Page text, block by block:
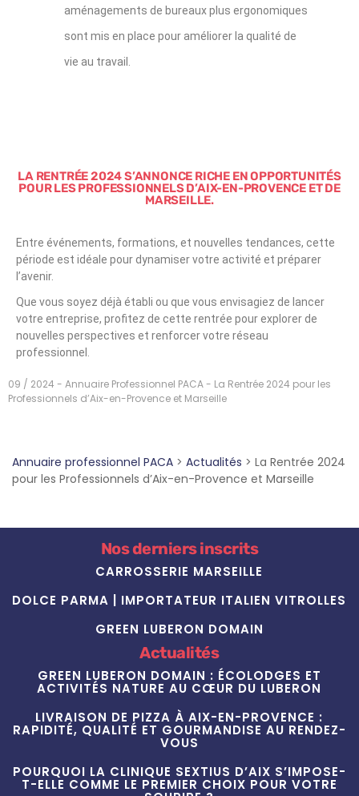
aménagements de bureaux plus ergonomiques
sont mis en place pour améliorer la qualité de
vie au travail.
LA RENTRÉE 2024 S’ANNONCE RICHE EN OPPORTUNITÉS
POUR LES PROFESSIONNELS D’AIX-EN-PROVENCE ET DE
MARSEILLE.
Entre événements, formations, et nouvelles tendances, cette
période est idéale pour dynamiser votre activité et préparer
l’avenir.
Que vous soyez déjà établi ou que vous envisagiez de lancer
votre entreprise, profitez de cette rentrée pour explorer de
nouvelles perspectives et renforcer votre réseau
professionnel.
09 / 2024 - Annuaire Professionnel PACA - La Rentrée 2024 pour les
Professionnels d’Aix-en-Provence et Marseille
Annuaire professionnel PACA > Actualités > La Rentrée 2024
pour les Professionnels d’Aix-en-Provence et Marseille
Nos derniers inscrits
CARROSSERIE MARSEILLE
DOLCE PARMA | IMPORTATEUR ITALIEN VITROLLES
GREEN LUBERON DOMAIN
Actualités
GREEN LUBERON DOMAIN : ÉCOLODGES ET
ACTIVITÉS NATURE AU CŒUR DU LUBERON
LIVRAISON DE PIZZA À AIX-EN-PROVENCE :
RAPIDITÉ, QUALITÉ ET GOURMANDISE AU RENDEZ-
VOUS
POURQUOI LA CLINIQUE SEXTIUS D’AIX S’IMPOSE-
T-ELLE COMME LE PREMIER CHOIX POUR VOTRE